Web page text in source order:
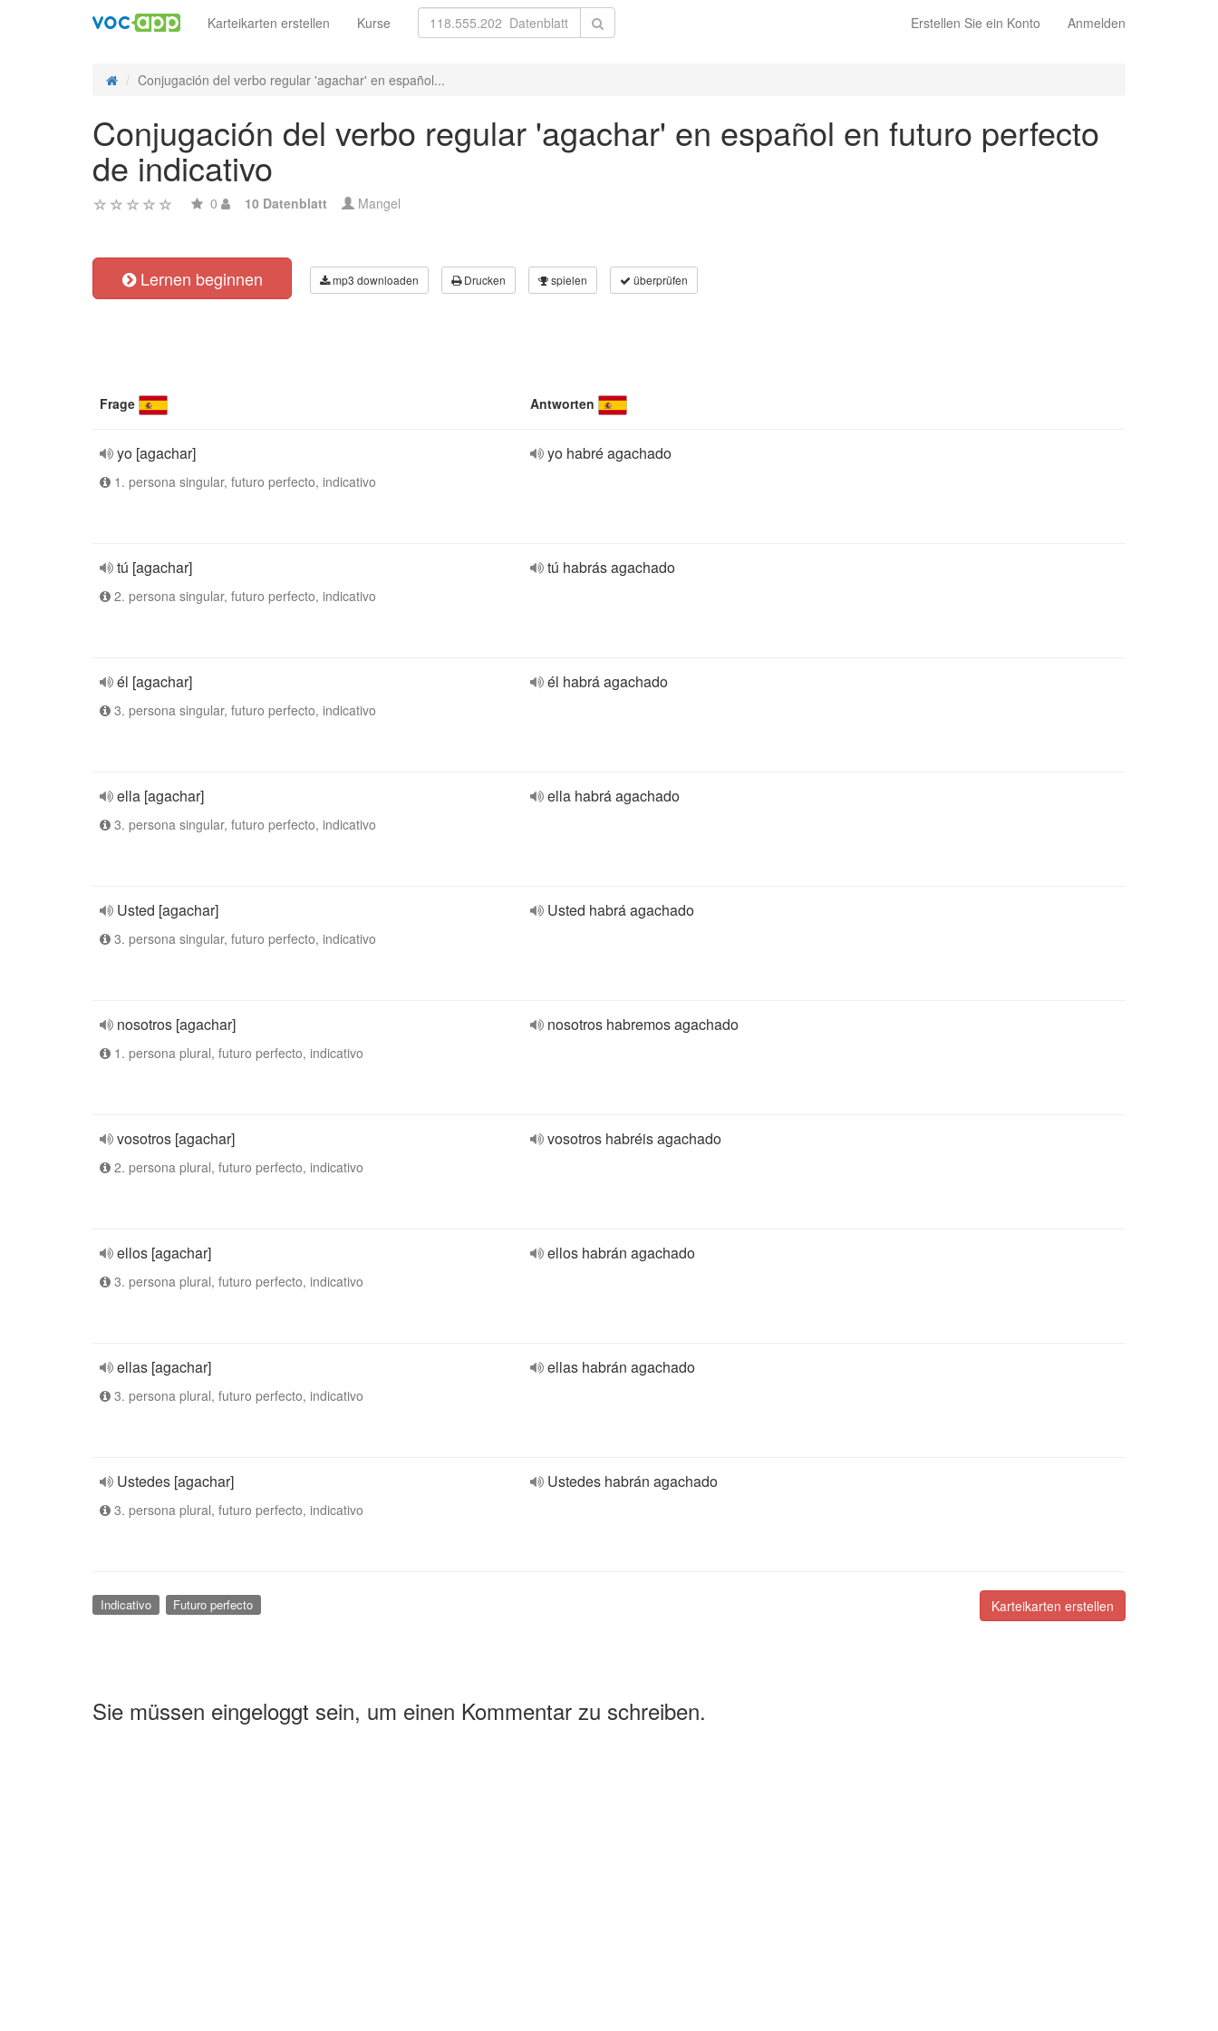
Erstellen Sie ein Konto Anmelden
Karteikarten erstellen Kurse
Conjugación del verbo regular 'agachar' en español...
Conjugación del verbo regular 'agachar' en español en futuro perfecto
de indicativo
0 10 Datenblatt Mangel
Lernen beginnen mp3 downloaden Drucken spielen überprüfen
Frage Antworten
yo [agachar]
1. persona singular, futuro perfecto, indicativo
yo habré agachado
tú [agachar]
2. persona singular, futuro perfecto, indicativo
tú habrás agachado
él [agachar]
3. persona singular, futuro perfecto, indicativo
él habrá agachado
ella [agachar]
3. persona singular, futuro perfecto, indicativo
ella habrá agachado
Usted [agachar]
3. persona singular, futuro perfecto, indicativo
Usted habrá agachado
nosotros [agachar]
1. persona plural, futuro perfecto, indicativo
nosotros habremos agachado
vosotros [agachar]
2. persona plural, futuro perfecto, indicativo
vosotros habréis agachado
ellos [agachar]
3. persona plural, futuro perfecto, indicativo
ellos habrán agachado
ellas [agachar]
3. persona plural, futuro perfecto, indicativo
ellas habrán agachado
Ustedes [agachar]
3. persona plural, futuro perfecto, indicativo
Ustedes habrán agachado
Karteikarten erstellen
Indicativo Futuro perfecto
Sie müssen eingeloggt sein, um einen Kommentar zu schreiben.